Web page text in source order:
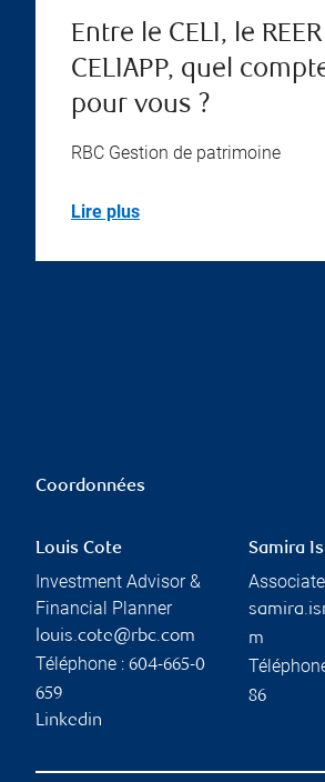
Entre le CELI, le
CELIAPP, quel
pour vous ?
RBC Gestion de patrimoine
Lire plus
Coordonnées
Louis Cote
Investment Advisor &
Financial Planner
louis.cote@rbc.com
Téléphone : 604-665-0
659
Linkedin
Samira
Associate
m
86